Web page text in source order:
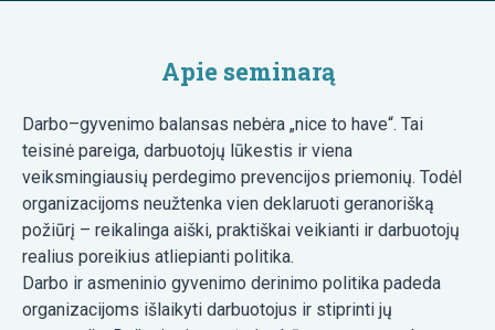
Apie seminarą
Darbo–gyvenimo balansas nebėra „nice to have“. Tai
teisinė pareiga, darbuotojų lūkestis ir viena
veiksmingiausių perdegimo prevencijos priemonių. Todėl
organizacijoms neužtenka vien deklaruoti geranorišką
požiūrį – reikalinga aiški, praktiškai veikianti ir darbuotojų
realius poreikius atliepianti politika.
Darbo ir asmeninio gyvenimo derinimo politika padeda
organizacijoms išlaikyti darbuotojus ir stiprinti jų